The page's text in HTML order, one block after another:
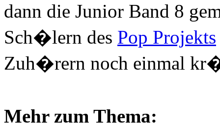
dann die Junior Band 8
Sch�lern des Pop Projekts
Zuh�rern noch einmal
Mehr zum Thema: